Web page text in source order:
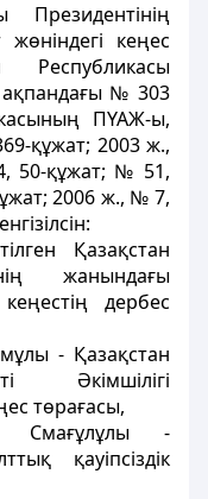
Президентінің
кеңес
ақпандағы № 303
ПҮАЖ-ы,
құжат; 2003 ж.,
50-құжат; № 51,
2006 ж., № 7,
Қазақстан
жанындағы
дербес
- Қазақстан
Әкімшілігі
төрағасы,
Смағұлұлы -
қауіпсіздік